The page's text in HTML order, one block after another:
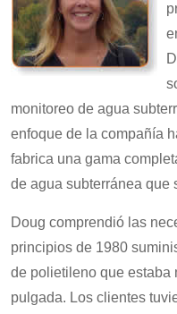
monitoreo de agua
enfoque de la compañía
fabrica una gama
de agua subterránea que
Doug comprendió las
principios de 1980
de polietileno que estaba
pulgada. Los clientes